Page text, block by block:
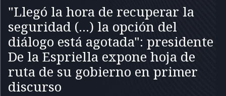
"Llegó la hora de recuperar la
seguridad (...) la opción del
diálogo está agotada": presidente
De la Espriella expone hoja de
ruta de su gobierno en primer
discurso